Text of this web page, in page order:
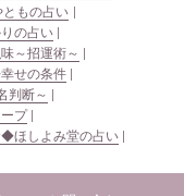
もの占い
の占い
～招運術～
せの条件
判断～
プ
ほしよみ堂の占い